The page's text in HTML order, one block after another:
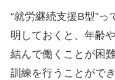
“就労継続支援B型”
明しておくと、年齢
結んで働くことが困難
訓練を行うことがで